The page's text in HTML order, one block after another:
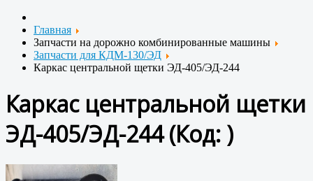
Главная
Запчасти на дорожно комбинированные машины
Запчасти для КДМ-130/ЭД
Каркас центральной щетки ЭД-405/ЭД-244
Каркас центральной щетки
ЭД-405/ЭД-244(Код: )